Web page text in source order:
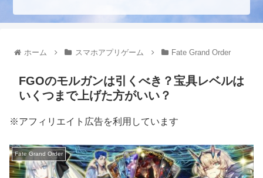
ホーム スマホアプリゲーム Fate Grand Order
FGOのモルガンは引くべき？宝具レベルは
いくつまで上げた方がいい？
※アフィリエイト広告を利用しています
Fate Grand Order